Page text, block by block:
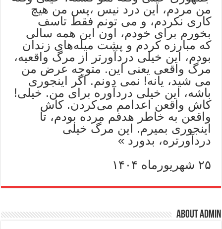
من مردم، ‌این درد نیس ،‌پس من هیچ
کاری نکردم، و می تونم فقط تاسف
بخورم برای خودم، اون این همه سالی
که مبارزه کردم و پشت میله‌‌های زندان
بودم،‌ این خیلی دردآورتر از مرگ واقعیه،
مرگ واقعی یعنی این. متوجه عرض من
می شید، یانه! ‌نمی دونم. اگر اینجوری
باشه، این خیلی دردآوره برای من. خیلی!
کاش واقعن اعدامم می‌کردن. کاش
واقعن به خاطر هدفم مرده بودم، تا
اینجوری بمیرم. این مرگ خیلی
دردآورتره، بدورد »
۲۵ شهریورماه ۱۴۰۴
About admin